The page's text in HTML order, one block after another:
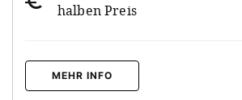
halben Preis
MEHR INFO